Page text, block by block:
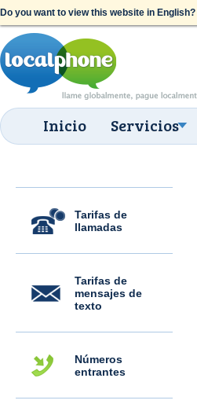
Do you want to view this website in English?
Inicio Servicios
Tarifas de
llamadas
Tarifas de
mensajes de
texto
Números
entrantes